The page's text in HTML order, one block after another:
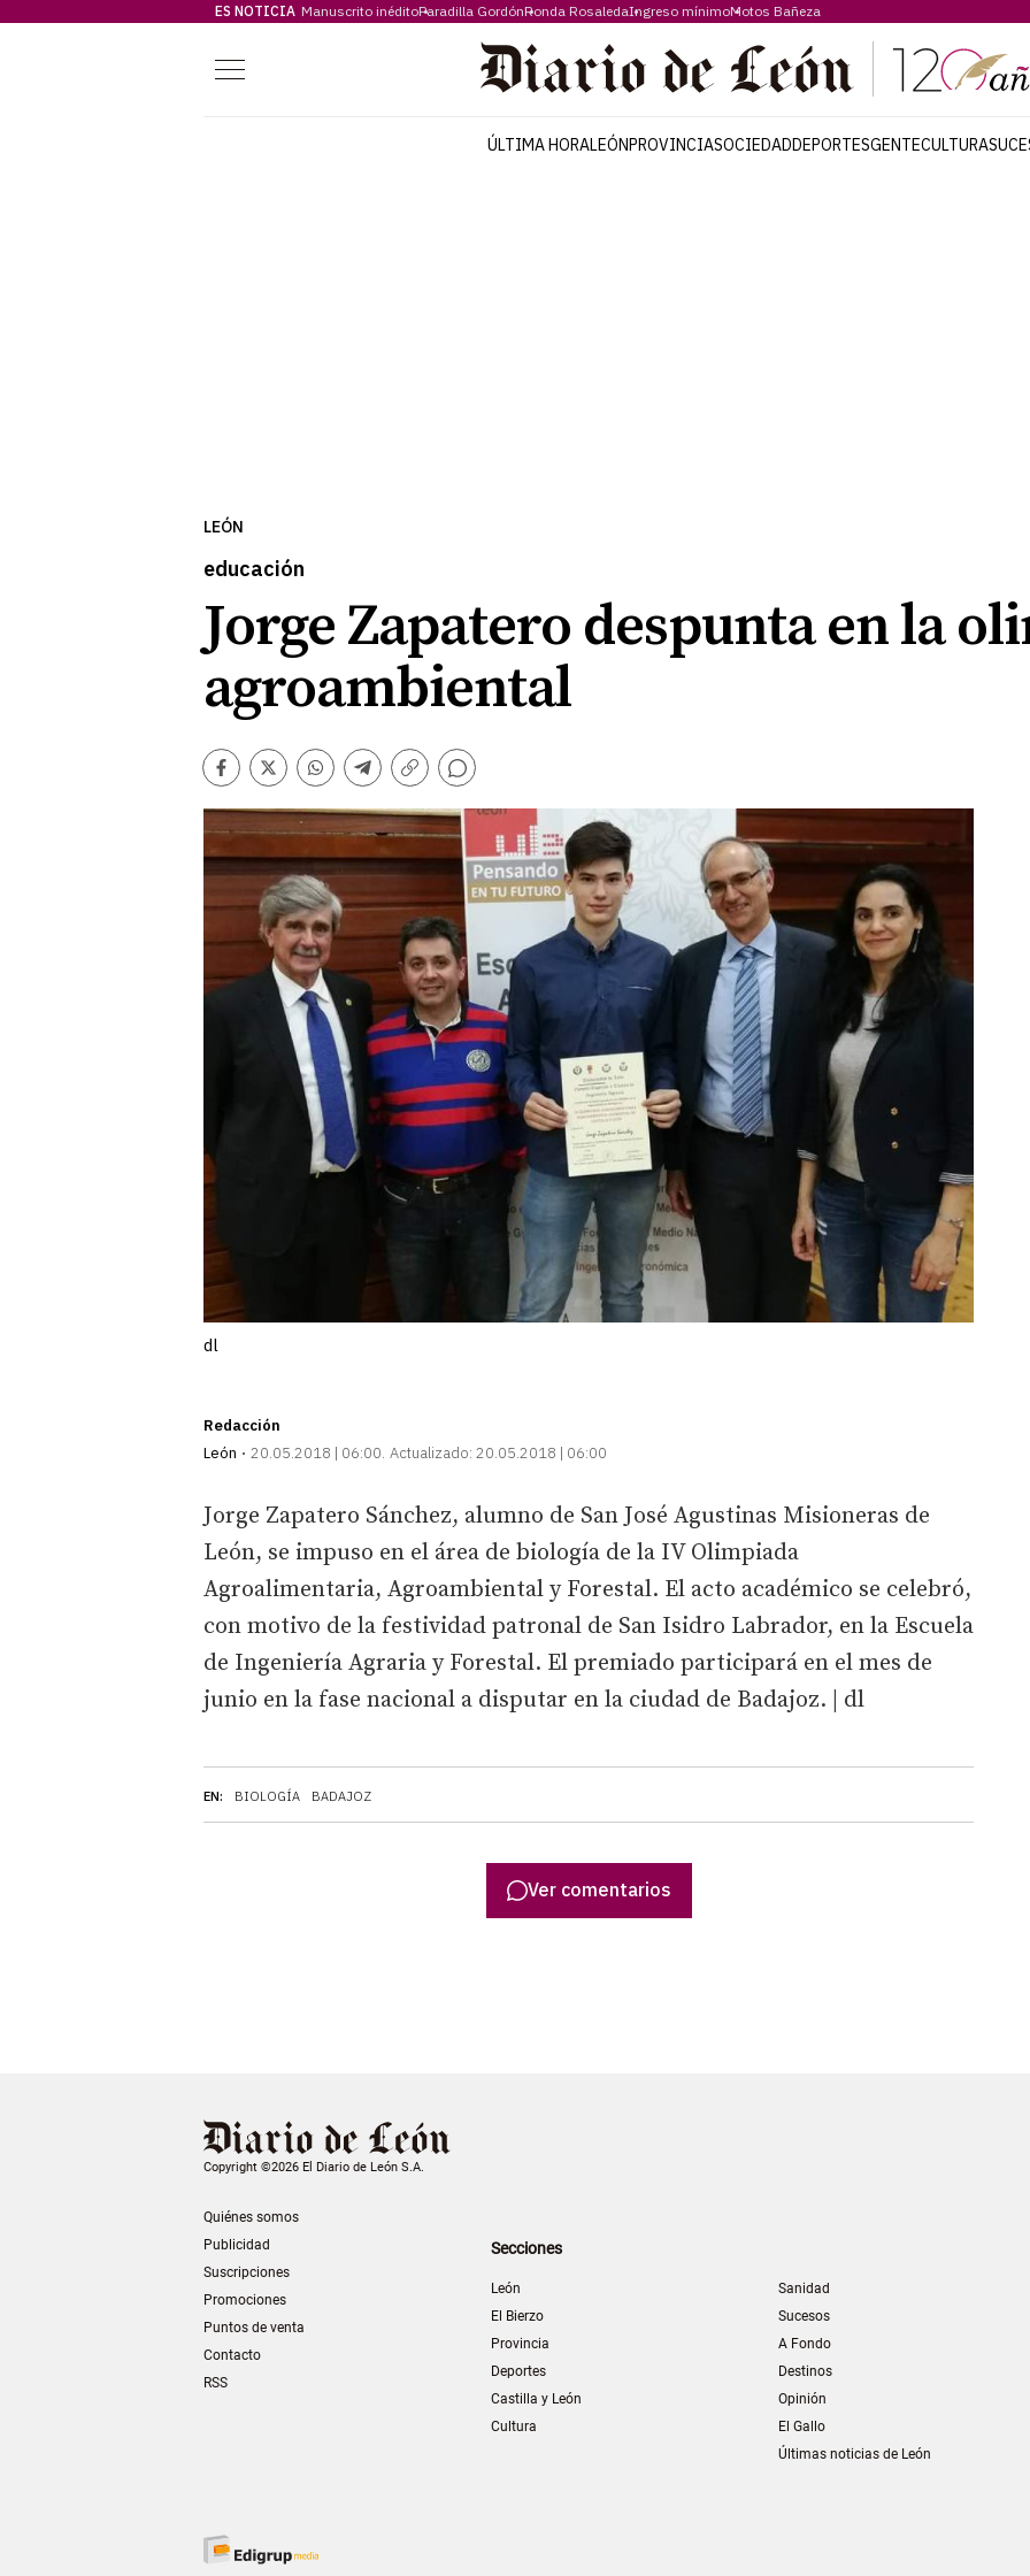
ES NOTICIA Manuscrito inéditoParadilla GordónRonda RosaledaIngreso mínimoMotos Bañeza
Menú
ÚLTIMA HORALEÓNPROVINCIASOCIEDADDEPORTESGENTECULTURA
LEÓN
educación
Jorge Zapatero despunta en la
agroambiental
Facebook
TwitterWhatsapp
Telegram
Copiar
enlace
Comentarios
dl
Redacción
León
20.05.2018 | 06:00 Actualizado: 20.05.2018 | 06:00
EN: BIOLOGÍA BADAJOZ
Jorge Zapatero Sánchez, alumno de San José Agustinas Misioneras de
León, se impuso en el área de biología de la IV Olimpiada
Agroalimentaria, Agroambiental y Forestal. El acto académico se celebró,
con motivo de la festividad patronal de San Isidro Labrador, en la Escuela
de Ingeniería Agraria y Forestal. El premiado participará en el mes de
junio en la fase nacional a disputar en la ciudad de Badajoz. | dl
Ver comentarios
Copyright ©2026 El Diario de León S.A.
Quiénes somos
Publicidad
Suscripciones
Promociones
Puntos de venta
Contacto
RSS
Secciones
León
El Bierzo
Provincia
Deportes
Castilla y León
Cultura
Sanidad
Sucesos
A Fondo
Destinos
Opinión
El Gallo
Últimas noticias de León